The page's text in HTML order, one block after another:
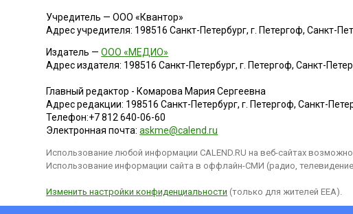
Учредитель — ООО «Квантор»
Адрес учредителя: 198516 Санкт-Петербург, г. Петергоф, Санкт-
Издатель —ООО «МЕДИО»
Адрес издателя: 198516 Санкт-Петербург, г. Петергоф, Санкт-
Главный редактор - Комарова Мария Сергеевна
Адрес редакции: 198516 Санкт-Петербург, г. Петергоф,Санкт-
Телефон:+7 812 640-06-60
Электронная почта:askme@calend.ru
Использование любой информации CALEND.RU на веб-сайтах
Использование информации сайта в оффлайн-СМИ (радио,
Изменить настройки конфиденциальности (только для жителей EEA).